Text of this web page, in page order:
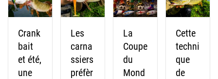
Crank
bait
et été,
une
Les
carna
ssiers
préfèr
La
Coupe
du
Mond
Cette
techni
que
de